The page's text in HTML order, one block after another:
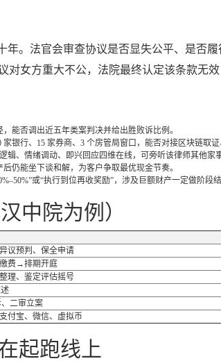
年。法官会审查协议是否显失公平、是否
女方重大不公，法院最终认定该条款无效
能否调出近五年类案判决并给出胜败诉比例。
银行、15 家券商、3 个房管局窗口，能否对接区块链取证
辑、情绪调动、即兴回应四维在线，可旁听该律师其他家
仍能坐下谈和解，为客户争取最优现金节奏。
或“执行到位再收奖励”，涉及巨额财产一定做阶段
中院为例）
议预判、保全申请
费→排期开庭
理、鉴定评估摇号
二审立案
付宝、微信、虚拟币
起跑线上